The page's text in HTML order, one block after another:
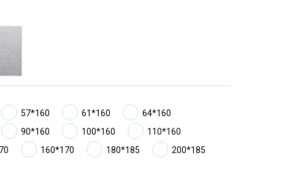
57*160 61*160
64*160
90*160 100*160
110*160
160*170 180*185
200*185